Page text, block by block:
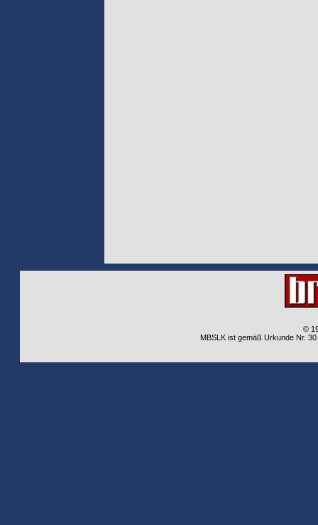
©
MBSLK ist gemäß Urkunde Nr.